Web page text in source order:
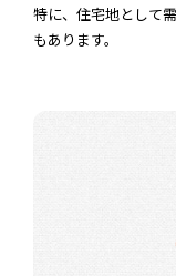
特に、住宅地として
もあります。